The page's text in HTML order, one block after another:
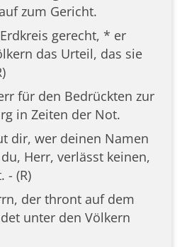
zum Gericht.
gerecht, * er
das Urteil, das sie
für den Bedrückten zur
in Zeiten der Not.
dir, wer deinen Namen
Herr, verlässt keinen,
- (R)
der thront auf dem
unter den Völkern